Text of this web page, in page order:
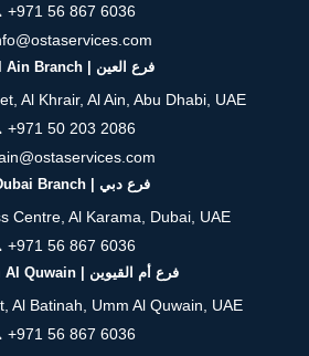
+971 56 867 6036
📍 Al Ain Branch | فرع العين
Al Khrair, Al Ain, Abu Dhabi, UAE
+971 50 203 2086
📍 Dubai Branch | فرع دبي
Centre, Al Karama, Dubai, UAE
+971 56 867 6036
📍 Umm Al Quwain | فرع أم القيوين
Al Batinah, Umm Al Quwain, UAE
+971 56 867 6036